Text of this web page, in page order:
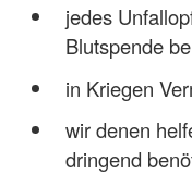
jedes
Blutspende
in Kriegen
wir denen
dringend